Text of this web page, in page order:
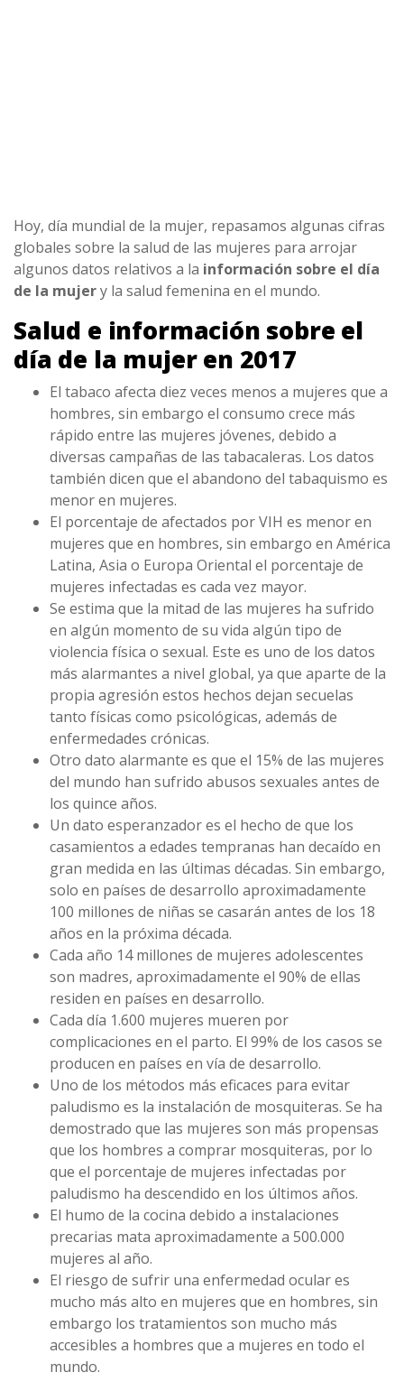
Hoy, día mundial de la mujer, repasamos algunas cifras
globales sobre la salud de las mujeres para arrojar
algunos datos relativos a la información sobre el día
de la mujery la salud femenina en el mundo.
Salud e información sobre el
día de la mujer en 2017
El tabaco afecta diez veces menos a mujeres que a
hombres, sin embargo el consumo crece más
rápido entre las mujeres jóvenes, debido a
diversas campañas de las tabacaleras. Los datos
también dicen que el abandono del tabaquismo es
menor en mujeres.
El porcentaje de afectados por VIH es menor en
mujeres que en hombres, sin embargo en América
Latina, Asia o Europa Oriental el porcentaje de
mujeres infectadas es cada vez mayor.
Se estima que la mitad de las mujeres ha sufrido
en algún momento de su vida algún tipo de
violencia física o sexual. Este es uno de los datos
más alarmantes a nivel global, ya que aparte de la
propia agresión estos hechos dejan secuelas
tanto físicas como psicológicas, además de
enfermedades crónicas.
Otro dato alarmante es que el 15% de las mujeres
del mundo han sufrido abusos sexuales antes de
los quince años.
Un dato esperanzador es el hecho de que los
casamientos a edades tempranas han decaído en
gran medida en las últimas décadas. Sin embargo,
solo en países de desarrollo aproximadamente
100 millones de niñas se casarán antes de los 18
años en la próxima década.
Cada año 14 millones de mujeres adolescentes
son madres, aproximadamente el 90% de ellas
residen en países en desarrollo.
Cada día 1.600 mujeres mueren por
complicaciones en el parto. El 99% de los casos se
producen en países en vía de desarrollo.
Uno de los métodos más eficaces para evitar
paludismo es la instalación de mosquiteras. Se ha
demostrado que las mujeres son más propensas
que los hombres a comprar mosquiteras, por lo
que el porcentaje de mujeres infectadas por
paludismo ha descendido en los últimos años.
El humo de la cocina debido a instalaciones
precarias mata aproximadamente a 500.000
mujeres al año.
El riesgo de sufrir una enfermedad ocular es
mucho más alto en mujeres que en hombres, sin
embargo los tratamientos son mucho más
accesibles a hombres que a mujeres en todo el
mundo.